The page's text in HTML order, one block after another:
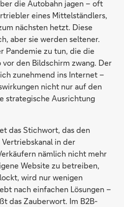
die Autobahn jagen – oft
eines Mittelständlers,
nächsten hetzt. Diese
aber sie werden seltener.
Pandemie zu tun, die die
den Bildschirm zwang. Der
zunehmend ins Internet –
nicht nur auf den
strategische Ausrichtung
das Stichwort, das den
in der
nämlich nicht mehr
Website zu betreiben,
wird nur wenigen
nach einfachen Lösungen –
das Zauberwort. Im B2B-